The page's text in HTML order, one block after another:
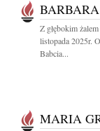
Z głębokim
listopada 2025r.
Babcia...
MARIA